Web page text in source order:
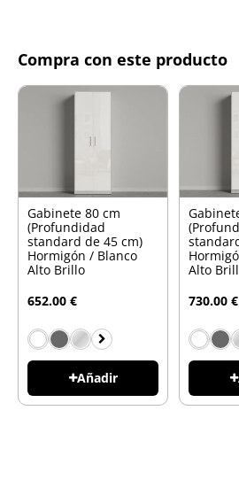
Compra con este producto
Gabinete 80 cm
(Profundidad
standard de 45 cm)
Hormigón / Blanco
Alto Brillo
652.00 €
Añadir
Alto
730.00 €